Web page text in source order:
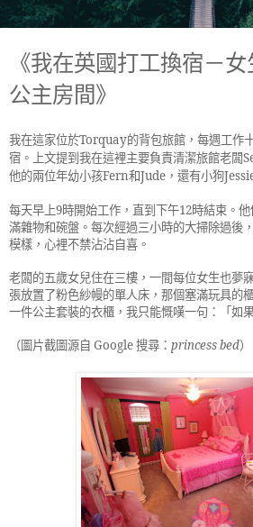
《我在英國打工換宿－
公主房間》
我在這家位於Torquay的背包旅館，每週工作
宿。上文提到我在這裡主要負責清潔旅館老闆
他的兩位年幼小孩Fern和Jude ，還有小狗
每天早上9時開始工作，直到下午12時結束。
滿雜物和碗盤。每次經過三小時的大掃除過後
模樣，心裡不禁沾沾自喜。
老闆的五歲女兒住在三樓，一間每位女生也夢
張放置了粉色紗幔的單人床，那個塞滿玩具的
一件公主套裝的衣櫃，我只能慨嘆一句：「如
（圖片截圖源自 Google搜尋： princess bed）